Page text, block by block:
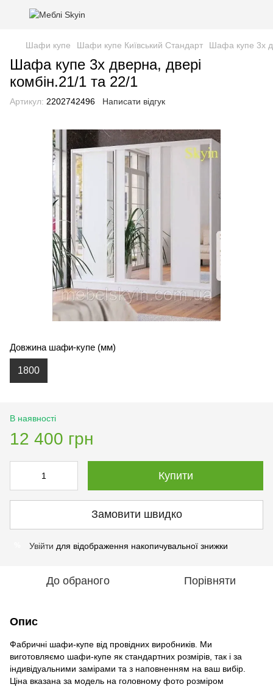
Шафи купе Шафи купе Київський Стандарт Шафа купе 3х
Шафа купе 3х дверна, двері
комбін.21/1 та 22/1
Артикул: 2202742496 Написати відгук
Довжина шафи-купе (мм)
1800
В наявності
12 400 грн
Купити
Замовити швидко
Увійти для відображення накопичувальної знижки
До обраного Порівняти
Опис
Фабричні шафи-купе від провідних виробників. Ми
виготовляємо шафи-купе як стандартних розмірів, так і за
індивідуальними замірами та з наповненням на ваш вибір.
Ціна вказана за модель на головному фото розміром